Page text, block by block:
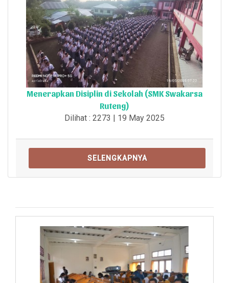
Menerapkan Disiplin di Sekolah (SMK Swakarsa
Ruteng)
Dilihat : 2273 | 19 May 2025
SELENGKAPNYA